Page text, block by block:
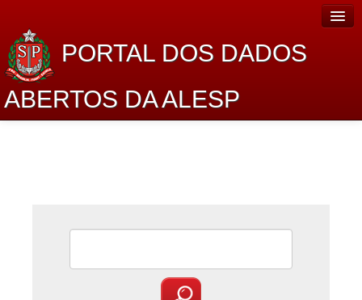
PORTAL DOS DADOS
ABERTOS DA ALESP
Lei de Acesso à Informação